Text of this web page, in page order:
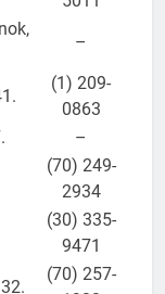
–
(1) 209-
0863
–
(70) 249-
2934
(30) 335-
9471
(70) 257-